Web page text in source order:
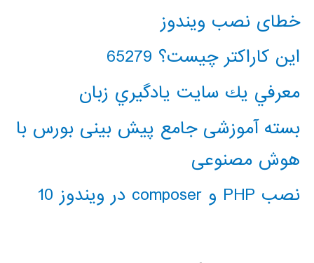
خطای نصب ویندوز
این کاراکتر چیست؟ 65279
معرفي يك سايت يادگيري زبان
بسته آموزشی جامع پیش بینی بورس با
هوش مصنوعی
نصب PHP و composer در ویندوز 10